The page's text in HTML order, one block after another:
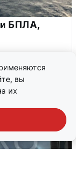
вы
их
БПЛА,